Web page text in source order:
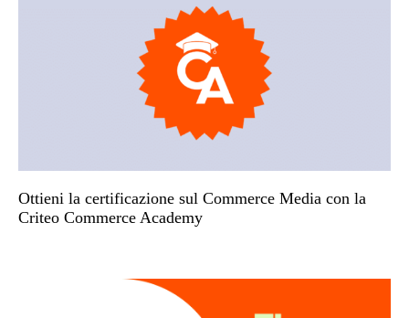
Ottieni la certificazione sul Commerce Media con la
Criteo Commerce Academy